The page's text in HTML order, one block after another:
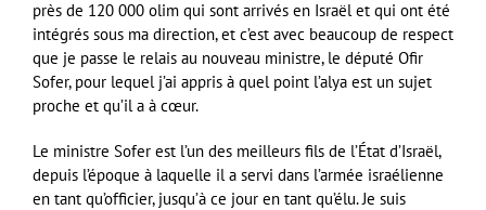
près de 120 000 olim qui sont arrivés en Israël et qui ont été
intégrés sous ma direction, et c’est avec beaucoup de respect
que je passe le relais au nouveau ministre, le député Ofir
Sofer, pour lequel j’ai appris à quel point l’alya est un sujet
proche et qu’il a à cœur.
Le ministre Sofer est l’un des meilleurs fils de l’État d’Israël,
depuis l’époque à laquelle il a servi dans l’armée israélienne
en tant qu’officier, jusqu’à ce jour en tant qu’élu. Je suis